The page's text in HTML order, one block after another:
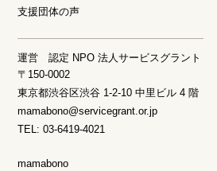
支援団体の声
運営 認定 NPO 法人サービスグラント
〒150-0002
東京都渋谷区渋谷 1-2-10 中里ビル 4 階
mamabono@servicegrant.or.jp
TEL: 03-6419-4021
mamabono